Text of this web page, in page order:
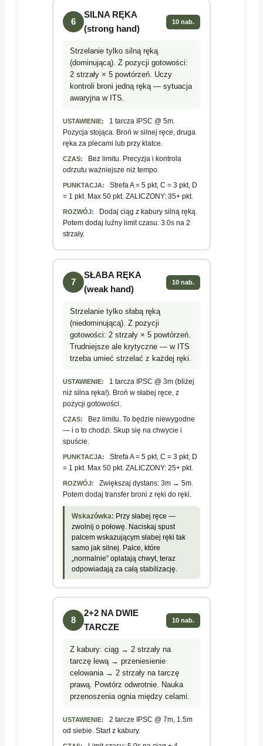
6
SILNA RĘKA
(strong hand)
10 nab.
Strzelanie tylko silną ręką
(dominującą). Z pozycji gotowości:
2 strzały × 5 powtórzeń. Uczy
kontroli broni jedną ręką — sytuacja
awaryjna w ITS.
USTAWIENIE:
1 tarcza IPSC @ 5m.
Pozycja stojąca. Broń w silnej ręce, druga
ręka za plecami lub przy klatce.
CZAS:
Bez limitu. Precyzja i kontrola
odrzutu ważniejsze niż tempo.
PUNKTACJA:
Strefa A = 5 pkt, C = 3 pkt, D
= 1 pkt. Max 50 pkt. ZALICZONY: 35+ pkt.
ROZWÓJ:
Dodaj ciąg z kabury silną ręką.
Potem dodaj luźny limit czasu: 3.0s na 2
strzały.
7
SŁABA RĘKA
(weak hand)
10 nab.
Strzelanie tylko słabą ręką
(niedominującą). Z pozycji
gotowości: 2 strzały × 5 powtórzeń.
Trudniejsze ale krytyczne — w ITS
trzeba umieć strzelać z każdej ręki.
USTAWIENIE:
1 tarcza IPSC @ 3m (bliżej
niż silna ręka!). Broń w słabej ręce, z
pozycji gotowości.
CZAS:
Bez limitu. To będzie niewygodne
— i o to chodzi. Skup się na chwycie i
spuście.
PUNKTACJA:
Strefa A = 5 pkt, C = 3 pkt, D
= 1 pkt. Max 50 pkt. ZALICZONY: 25+ pkt.
ROZWÓJ:
Zwiększaj dystans: 3m → 5m.
Potem dodaj transfer broni z ręki do ręki.
Wskazówka: Przy słabej ręce —
zwolnij o połowę. Naciskaj spust
palcem wskazującym słabej ręki tak
samo jak silnej. Palce, które
„normalnie” oplatają chwyt, teraz
odpowiadają za całą stabilizację.
8
2+2 NA DWIE
TARCZE
10 nab.
Z kabury: ciąg → 2 strzały na
tarczę lewą → przeniesienie
celowania → 2 strzały na tarczę
prawą. Powtórz odwrotnie. Nauka
przenoszenia ognia między celami.
USTAWIENIE:
2 tarcze IPSC @ 7m, 1.5m
od siebie. Start z kabury.